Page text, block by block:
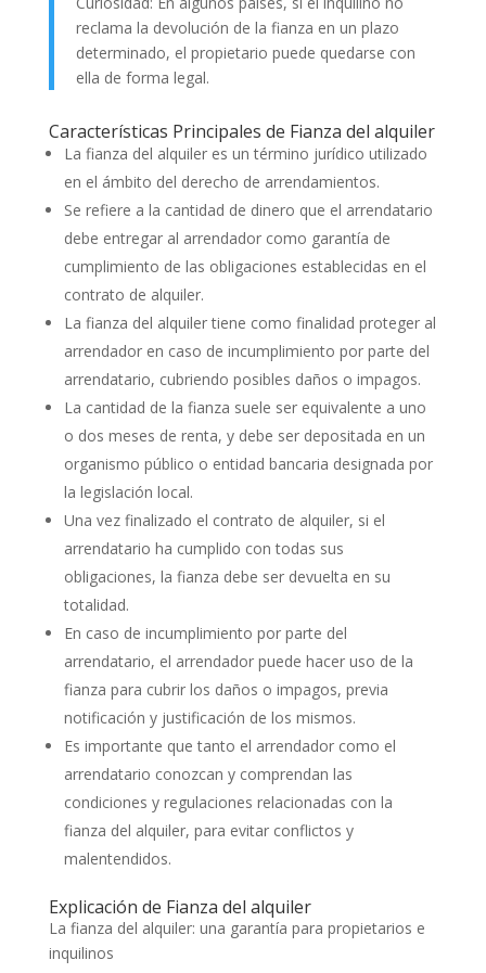
reclama la devolución de la fianza en un plazo
determinado, el propietario puede quedarse con
ella de forma legal.
Características Principales de Fianza del alquiler
La fianza del alquiler es un término jurídico utilizado
en el ámbito del derecho de arrendamientos.
Se refiere a la cantidad de dinero que el arrendatario
debe entregar al arrendador como garantía de
cumplimiento de las obligaciones establecidas en el
contrato de alquiler.
La fianza del alquiler tiene como finalidad proteger al
arrendador en caso de incumplimiento por parte del
arrendatario, cubriendo posibles daños o impagos.
La cantidad de la fianza suele ser equivalente a uno
o dos meses de renta, y debe ser depositada en un
organismo público o entidad bancaria designada por
la legislación local.
Una vez finalizado el contrato de alquiler, si el
arrendatario ha cumplido con todas sus
obligaciones, la fianza debe ser devuelta en su
totalidad.
En caso de incumplimiento por parte del
arrendatario, el arrendador puede hacer uso de la
fianza para cubrir los daños o impagos, previa
notificación y justificación de los mismos.
Es importante que tanto el arrendador como el
arrendatario conozcan y comprendan las
condiciones y regulaciones relacionadas con la
fianza del alquiler, para evitar conflictos y
malentendidos.
Explicación de Fianza del alquiler
La fianza del alquiler: una garantía para propietarios e
inquilinos